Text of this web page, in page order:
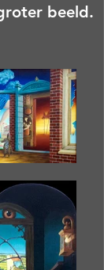
beeld.